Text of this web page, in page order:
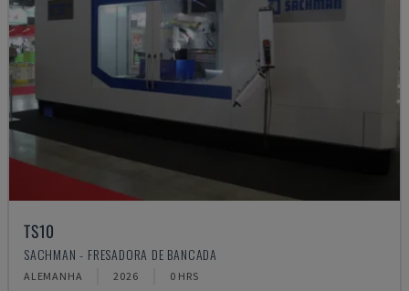
TS10
SACHMAN - FRESADORA DE BANCADA
ALEMANHA 2026 0 HRS